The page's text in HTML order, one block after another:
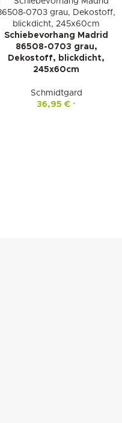
Schiebevorhang Madrid
86508-0703 grau,
Dekostoff, blickdicht,
245x60cm
Schmidtgard
36,95 € *